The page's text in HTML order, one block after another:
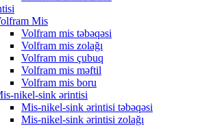
Mis
Volfram mis təbəqəsi
Volfram mis zolağı
Volfram mis çubuq
Volfram mis məftil
Volfram mis boru
nikel-sink ərintisi
Mis-nikel-sink ərintisi təbəqəsi
Mis-nikel-sink ərintisi zolağı